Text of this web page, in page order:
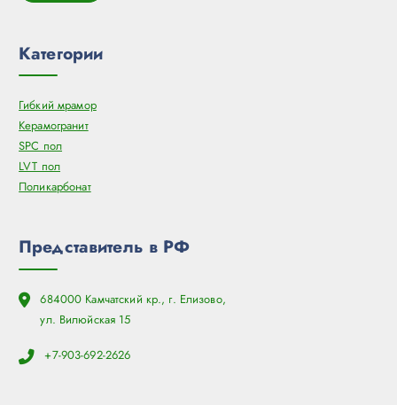
Категории
Гибкий мрамор
Керамогранит
SPC пол
LVT пол
Поликарбонат
Представитель в РФ
684000 Камчатский кр., г. Елизово,
ул. Вилюйская 15
+7-903-692-2626